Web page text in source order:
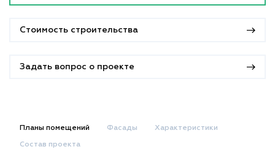
Стоимость строительства
Задать вопрос о проекте
Планы помещений Фасады Характеристики
Состав проекта